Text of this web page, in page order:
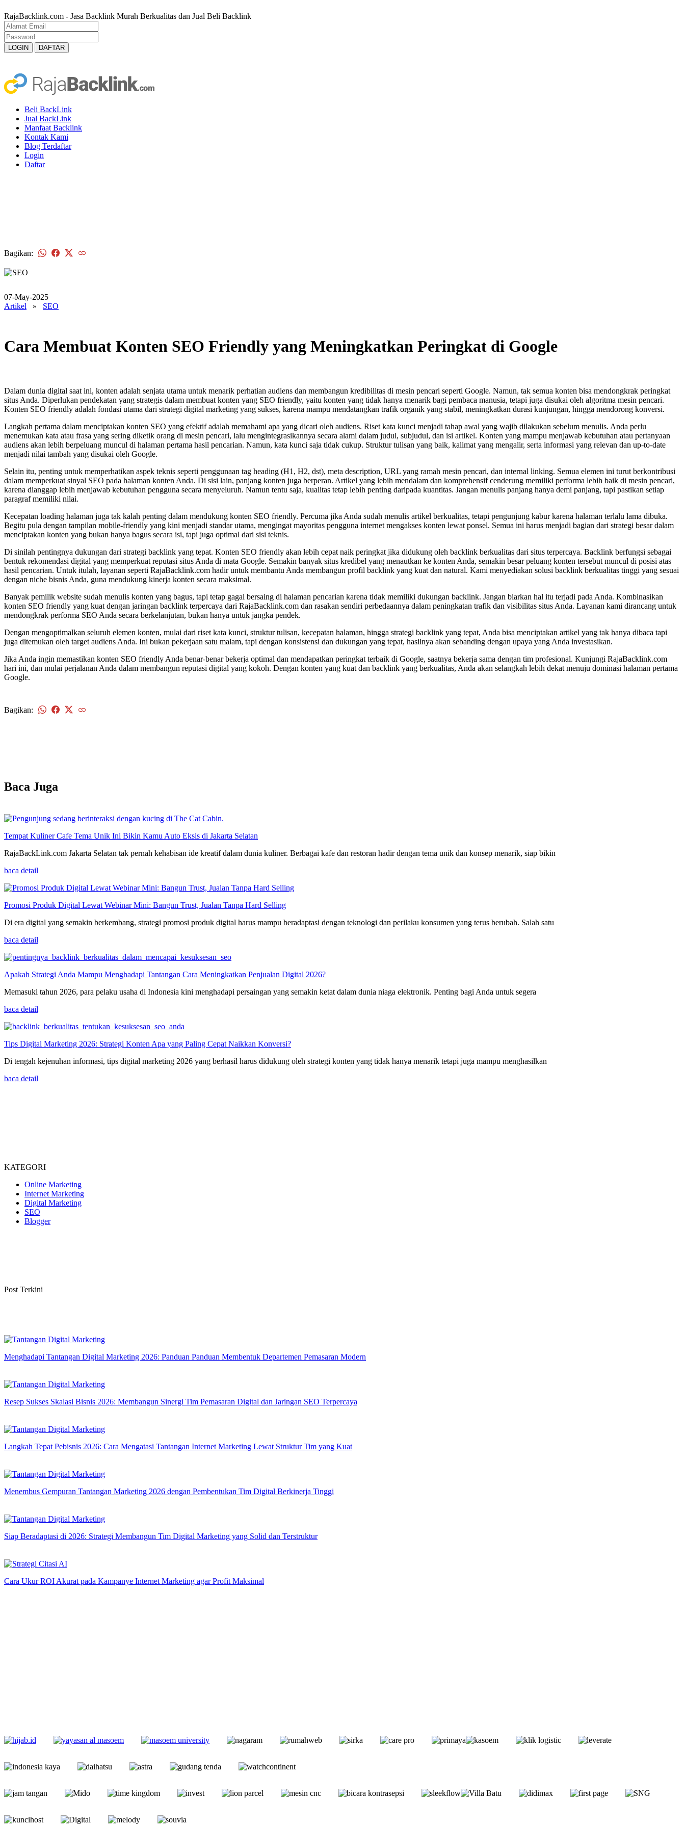
RajaBacklink.com - Jasa Backlink Murah Berkualitas dan Jual Beli Backlink
Beli BackLink
Jual BackLink
Manfaat Backlink
Kontak Kami
Blog Terdaftar
Login
Daftar
Bagikan:
07-May-2025
Artikel » SEO
Cara Membuat Konten SEO Friendly yang Meningkatkan Peringkat di Google
Dalam dunia digital saat ini, konten adalah senjata utama untuk menarik perhatian audiens dan membangun kredibilitas di mesin pencari seperti Google. Namun, tak semua konten bisa mendongkrak peringkat
situs Anda. Diperlukan pendekatan yang strategis dalam membuat konten yang SEO friendly, yaitu konten yang tidak hanya menarik bagi pembaca manusia, tetapi juga disukai oleh algoritma mesin pencari.
Konten SEO friendly adalah fondasi utama dari strategi digital marketing yang sukses, karena mampu mendatangkan trafik organik yang stabil, meningkatkan durasi kunjungan, hingga mendorong konversi.
Langkah pertama dalam menciptakan konten SEO yang efektif adalah memahami apa yang dicari oleh audiens. Riset kata kunci menjadi tahap awal yang wajib dilakukan sebelum menulis. Anda perlu
menemukan kata atau frasa yang sering diketik orang di mesin pencari, lalu mengintegrasikannya secara alami dalam judul, subjudul, dan isi artikel. Konten yang mampu menjawab kebutuhan atau pertanyaan
audiens akan lebih berpeluang muncul di halaman pertama hasil pencarian. Namun, kata kunci saja tidak cukup. Struktur tulisan yang baik, kalimat yang mengalir, serta informasi yang relevan dan up-to-date
menjadi nilai tambah yang disukai oleh Google.
Selain itu, penting untuk memperhatikan aspek teknis seperti penggunaan tag heading (H1, H2, dst), meta description, URL yang ramah mesin pencari, dan internal linking. Semua elemen ini turut berkontribusi
dalam memperkuat sinyal SEO pada halaman konten Anda. Di sisi lain, panjang konten juga berperan. Artikel yang lebih mendalam dan komprehensif cenderung memiliki performa lebih baik di mesin pencari,
karena dianggap lebih menjawab kebutuhan pengguna secara menyeluruh. Namun tentu saja, kualitas tetap lebih penting daripada kuantitas. Jangan menulis panjang hanya demi panjang, tapi pastikan setiap
paragraf memiliki nilai.
Kecepatan loading halaman juga tak kalah penting dalam mendukung konten SEO friendly. Percuma jika Anda sudah menulis artikel berkualitas, tetapi pengunjung kabur karena halaman terlalu lama dibuka.
Begitu pula dengan tampilan mobile-friendly yang kini menjadi standar utama, mengingat mayoritas pengguna internet mengakses konten lewat ponsel. Semua ini harus menjadi bagian dari strategi besar dalam
menciptakan konten yang bukan hanya bagus secara isi, tapi juga optimal dari sisi teknis.
Di sinilah pentingnya dukungan dari strategi backlink yang tepat. Konten SEO friendly akan lebih cepat naik peringkat jika didukung oleh backlink berkualitas dari situs terpercaya. Backlink berfungsi sebagai
bentuk rekomendasi digital yang memperkuat reputasi situs Anda di mata Google. Semakin banyak situs kredibel yang menautkan ke konten Anda, semakin besar peluang konten tersebut muncul di posisi atas
hasil pencarian. Untuk itulah, layanan seperti RajaBacklink.com hadir untuk membantu Anda membangun profil backlink yang kuat dan natural. Kami menyediakan solusi backlink berkualitas tinggi yang sesuai
dengan niche bisnis Anda, guna mendukung kinerja konten secara maksimal.
Banyak pemilik website sudah menulis konten yang bagus, tapi tetap gagal bersaing di halaman pencarian karena tidak memiliki dukungan backlink. Jangan biarkan hal itu terjadi pada Anda. Kombinasikan
konten SEO friendly yang kuat dengan jaringan backlink terpercaya dari RajaBacklink.com dan rasakan sendiri perbedaannya dalam peningkatan trafik dan visibilitas situs Anda. Layanan kami dirancang untuk
mendongkrak performa SEO Anda secara berkelanjutan, bukan hanya untuk jangka pendek.
Dengan mengoptimalkan seluruh elemen konten, mulai dari riset kata kunci, struktur tulisan, kecepatan halaman, hingga strategi backlink yang tepat, Anda bisa menciptakan artikel yang tak hanya dibaca tapi
juga ditemukan oleh target audiens Anda. Ini bukan pekerjaan satu malam, tapi dengan konsistensi dan dukungan yang tepat, hasilnya akan sebanding dengan upaya yang Anda investasikan.
Jika Anda ingin memastikan konten SEO friendly Anda benar-benar bekerja optimal dan mendapatkan peringkat terbaik di Google, saatnya bekerja sama dengan tim profesional. Kunjungi RajaBacklink.com
hari ini, dan mulai perjalanan Anda dalam membangun reputasi digital yang kokoh. Dengan konten yang kuat dan backlink yang berkualitas, Anda akan selangkah lebih dekat menuju dominasi halaman pertama
Google.
Bagikan:
Baca Juga
Tempat Kuliner Cafe Tema Unik Ini Bikin Kamu Auto Eksis di Jakarta Selatan
RajaBackLink.com Jakarta Selatan tak pernah kehabisan ide kreatif dalam dunia kuliner. Berbagai kafe dan restoran hadir dengan tema unik dan konsep menarik, siap bikin
baca detail
Promosi Produk Digital Lewat Webinar Mini: Bangun Trust, Jualan Tanpa Hard Selling
Di era digital yang semakin berkembang, strategi promosi produk digital harus mampu beradaptasi dengan teknologi dan perilaku konsumen yang terus berubah. Salah satu
baca detail
Apakah Strategi Anda Mampu Menghadapi Tantangan Cara Meningkatkan Penjualan Digital 2026?
Memasuki tahun 2026, para pelaku usaha di Indonesia kini menghadapi persaingan yang semakin ketat dalam dunia niaga elektronik. Penting bagi Anda untuk segera
baca detail
Tips Digital Marketing 2026: Strategi Konten Apa yang Paling Cepat Naikkan Konversi?
Di tengah kejenuhan informasi, tips digital marketing 2026 yang berhasil harus didukung oleh strategi konten yang tidak hanya menarik tetapi juga mampu menghasilkan
baca detail
KATEGORI
Online Marketing
Internet Marketing
Digital Marketing
SEO
Blogger
Post Terkini
Menghadapi Tantangan Digital Marketing 2026: Panduan Panduan Membentuk Departemen Pemasaran Modern
Resep Sukses Skalasi Bisnis 2026: Membangun Sinergi Tim Pemasaran Digital dan Jaringan SEO Terpercaya
Langkah Tepat Pebisnis 2026: Cara Mengatasi Tantangan Internet Marketing Lewat Struktur Tim yang Kuat
Menembus Gempuran Tantangan Marketing 2026 dengan Pembentukan Tim Digital Berkinerja Tinggi
Siap Beradaptasi di 2026: Strategi Membangun Tim Digital Marketing yang Solid dan Terstruktur
Cara Ukur ROI Akurat pada Kampanye Internet Marketing agar Profit Maksimal